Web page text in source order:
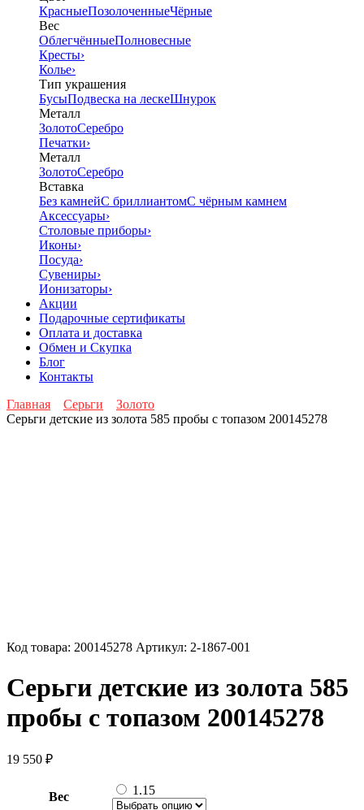
КрасныеПозолоченныеЧёрные
Вес
ОблегчённыеПолновесные
Кресты›
Колье›
Тип украшения
БусыПодвеска на лескеШнурок
Металл
ЗолотоСеребро
Печатки›
Металл
ЗолотоСеребро
Вставка
Без камнейС бриллиантомС чёрным камнем
Аксессуары›
Столовые приборы›
Иконы›
Посуда›
Сувениры›
Ионизаторы›
Акции
Подарочные сертификаты
Оплата и доставка
Обмен и Скупка
Блог
Контакты
Главная
Серьги
Золото
Серьги детские из золота 585 пробы с топазом 200145278
Код товара: 200145278 Артикул: 2-1867-001
Серьги детские из золота 585
пробы с топазом 200145278
19 550 ₽
Вес 1.15